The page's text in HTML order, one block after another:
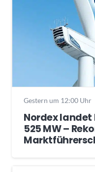
Gestern um 12:00 Uhr
Nordex
525 MW –